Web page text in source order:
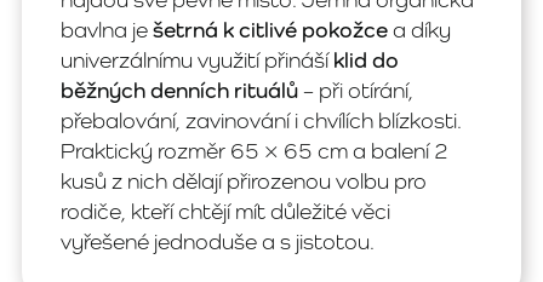
bavlna ješetrná k citlivé pokožcea díky
univerzálnímu využití přinášíklid do
běžných denních rituálů– při otírání,
přebalování, zavinování i chvílích blízkosti.
Praktický rozměr 65 × 65 cm a balení 2
kusů z nich dělají přirozenou volbu pro
rodiče, kteří chtějí mít důležité věci
vyřešené jednoduše a s jistotou.